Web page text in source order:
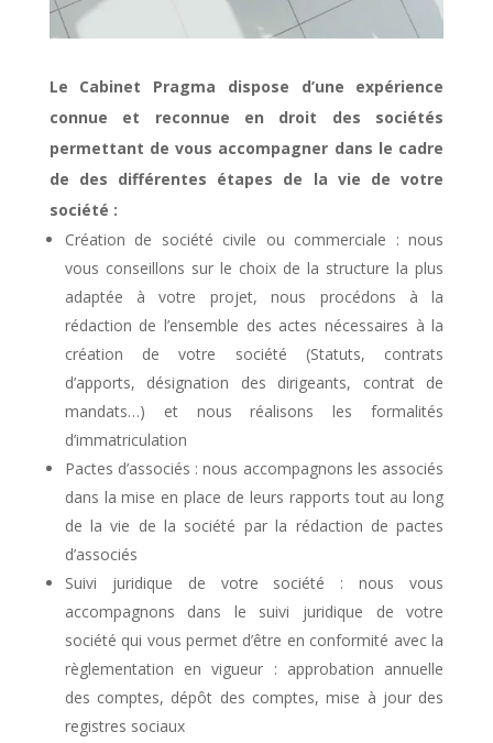
Le Cabinet Pragma dispose d’une expérience
connue et reconnue en droit des sociétés
permettant de vous accompagner dans le cadre
de des différentes étapes de la vie de votre
société :
Création de société civile ou commerciale : nous
vous conseillons sur le choix de la structure la plus
adaptée à votre projet, nous procédons à la
rédaction de l’ensemble des actes nécessaires à la
création de votre société (Statuts, contrats
d’apports, désignation des dirigeants, contrat de
mandats…) et nous réalisons les formalités
d’immatriculation
Pactes d’associés : nous accompagnons les associés
dans la mise en place de leurs rapports tout au long
de la vie de la société par la rédaction de pactes
d’associés
Suivi juridique de votre société : nous vous
accompagnons dans le suivi juridique de votre
société qui vous permet d’être en conformité avec la
règlementation en vigueur : approbation annuelle
des comptes, dépôt des comptes, mise à jour des
registres sociaux